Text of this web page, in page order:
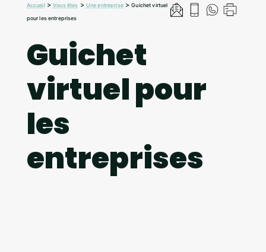
Accueil>Vous êtes > Une entreprise>Guichet virtuel
pour les entreprises
Guichet
virtuel pour
les
entreprises